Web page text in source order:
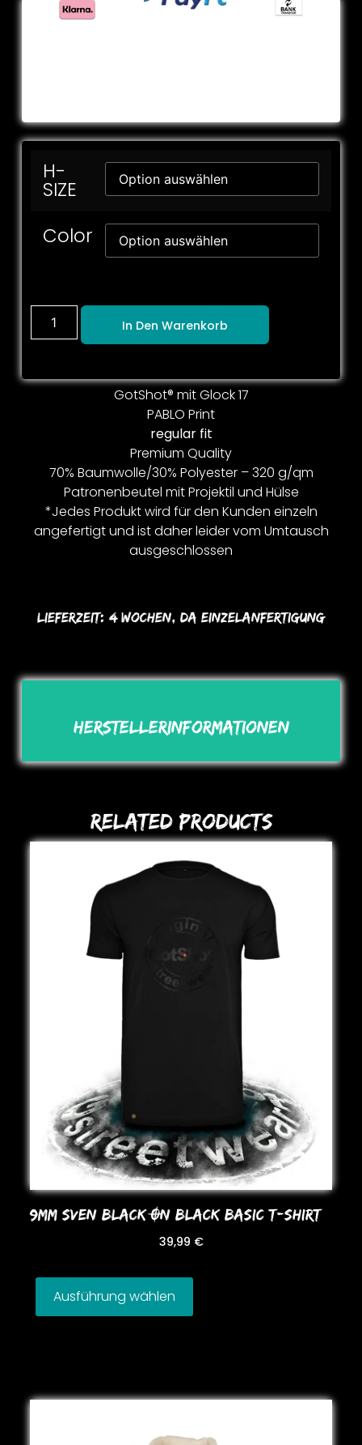
H-
SIZE
Color
In Den Warenkorb
GotShot® mit Glock 17
PABLO Print
regular fit
Premium Quality
70% Baumwolle/30% Polyester – 320 g/qm
Patronenbeutel mit Projektil und Hülse
*Jedes Produkt wird für den Kunden einzeln
angefertigt und ist daher leider vom Umtausch
ausgeschlossen
Lieferzeit: 4 Wochen, Da Einzelanfertigung
Herstellerinformationen
Related Products
9MM SVEN BLACK ON BLACK BASIC T-SHIRT
39,99 €
Ausführung wählen